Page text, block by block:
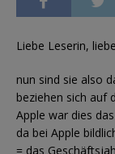
Liebe Leserin,
nun sind sie also
beziehen sich auf
Apple war dies
da bei Apple
= das